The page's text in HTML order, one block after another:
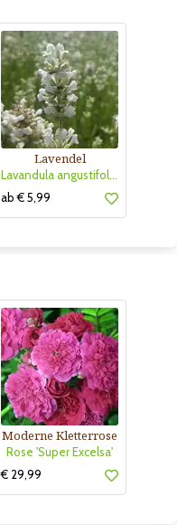
Lavendel
Lavandula angustifolia 'Arctic Snow'
ab € 5,99
Moderne Kletterrose
Rose 'Super Excelsa'
€ 29,99